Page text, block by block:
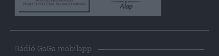
Rádió GaGa mobilapp